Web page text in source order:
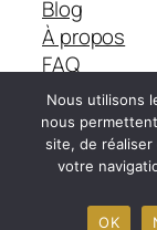
Blog
À propos
FAQ
Auteurs/
Twenty Twenty-
Nous utilisons
nous
site, de
votre
OK